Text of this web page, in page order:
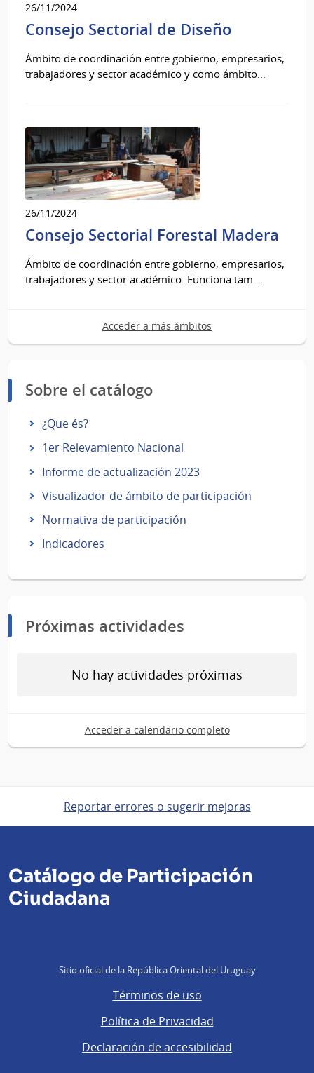
26/11/2024
Consejo Sectorial de Diseño
Ámbito de coordinación entre gobierno, empresarios,
trabajadores y sector académico y como ámbito...
26/11/2024
Consejo Sectorial Forestal Madera
Ámbito de coordinación entre gobierno, empresarios,
trabajadores y sector académico. Funciona tam...
Acceder a más ámbitos
Sobre el catálogo
¿Que és?
1er Relevamiento Nacional
Informe de actualización 2023
Visualizador de ámbito de participación
Normativa de participación
Indicadores
Próximas actividades
No hay actividades próximas
Acceder a calendario completo
Reportar errores o sugerir mejoras
Catálogo de Participación
Ciudadana
Sitio oficial de la República Oriental del Uruguay
Términos de uso
Política de Privacidad
Declaración de accesibilidad